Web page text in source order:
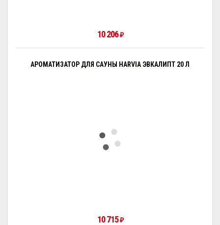
10 206₽
АРОМАТИЗАТОР ДЛЯ САУНЫ HARVIA ЭВКАЛИПТ 20 Л
10 715₽